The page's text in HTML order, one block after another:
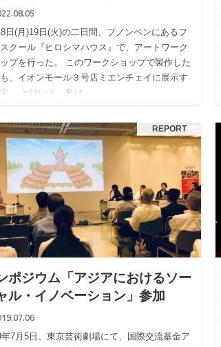
日(月)19日(火)の二日間、プノンペンにあるフ
スクール『ヒロシマハウス』で、アートワーク
プを行った。 このワークショップで製作した
、イオンモール３号店ミエンチェイに展示す
。 とはいえ、私は…
REPORT
ポジウム「アジアにおけるソー
ル・イノベーション」参加
年7月5日、東京芸術劇場にて、国際交流基金ア